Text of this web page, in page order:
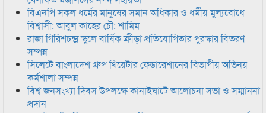
বিএনপি সকল ধর্মের মানুষের সমান অধিকার ও ধর্মীয় মুল্যবোধে
বিশ্বাসী: আবুল কাহের চৌ: শামিম
রাজা গিরিশচন্দ্র স্কুলে বার্ষিক ক্রীড়া প্রতিযোগিতার পুরস্কার বিতরণ
সম্পন্ন
সিলেটে বাংলাদেশ গ্রুপ থিয়েটার ফেডারেশানের বিভাগীয় অভিনয়
কর্মশালা সম্পন্ন
বিশ্ব জনসংখ্যা দিবস উপলক্ষে কানাইঘাটে আলোচনা সভা ও সম্মাননা
প্রদান